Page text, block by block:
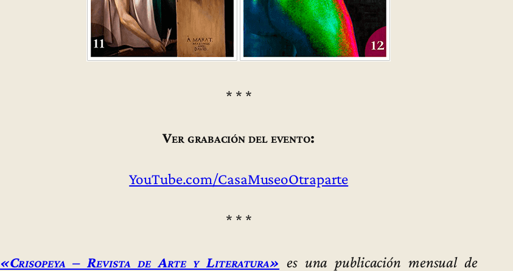
* * *
Ver grabación del evento:
YouTube.com/CasaMuseoOtraparte
* * *
«Crisopeya – Revista de Arte y Literatura» es una publicación mensual de